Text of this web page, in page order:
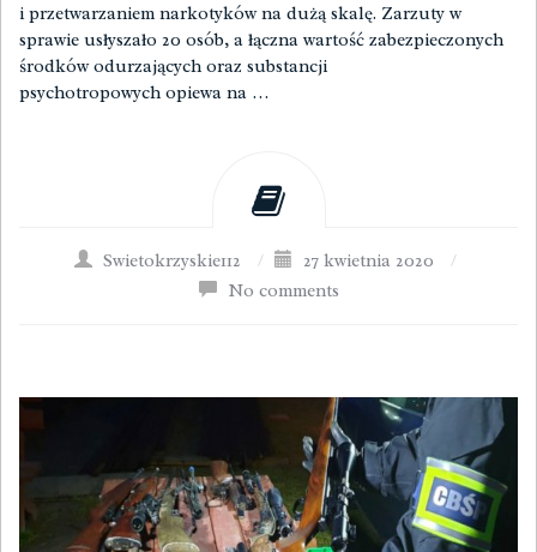
i przetwarzaniem narkotyków na dużą skalę. Zarzuty w
sprawie usłyszało 20 osób, a łączna wartość zabezpieczonych
środków odurzających oraz substancji
psychotropowych opiewa na …
Swietokrzyskie112 / 27 kwietnia 2020
/
No comments